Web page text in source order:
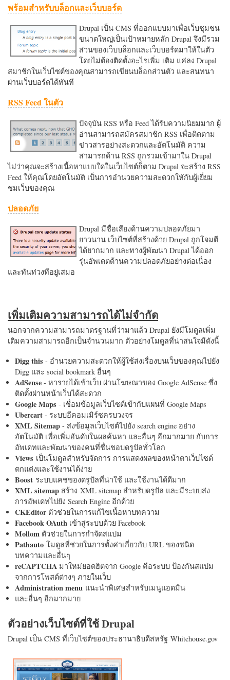
พร้อมสำหรับบล็อกและเว็บบอร์ด
Drupal เป็น CMS ที่ออกแบบมาเพื่อเว็บชุมชน
ขนาดใหญ่เป็นเป้าหมายหลัก Drupal จึงมีรวม
ส่วนของเว็บบล็อกและเว็บบอร์ดมาให้ในตัว
โดยไม่ต้องติดตั้งอะไรเพิ่ม เติม แค่ลง Drupal
สมาชิกในเว็บไซต์ของคุณสามารถเขียนบล็อกส่วนตัว และสนทนา
ผ่านเว็บบอร์ดได้ทันที
RSS Feed ในตัว
ปัจจุบัน RSS หรือ Feed ได้รับความนิยมมาก ผู้
อ่านสามารถสมัครสมาชิก RSS เพื่อติดตาม
ข่าวสารอย่างสะดวกและอัตโนมัติ ความ
สามารถด้าน RSS ถูกรวมเข้ามาใน Drupal
ไม่ว่าคุณจะสร้างเนื้อหาแบบใดในเว็บไซต์ก็ตาม Drupal จะสร้าง RSS
Feed ให้คุณโดยอัตโนมัติ เป็นการอำนวยความสะดวกใหักับผู้เยี่ยม
ชมเว็บของคุณ
ปลอดภัย
Drupal มีชื่อเสียงด้านความปลอดภัยมา
ยาวนาน เว็บไซต์ที่สร้างด้วย Drupal ถูกโจมตี
ได้ยากมาก และทางผู้พัฒนา Drupal ได้ออก
รุ่นอัพเดตด้านความปลอดภัยอย่างต่อเนื่อง
และทันท่วงทีอยู่เสมอ
เพิ่มเติมความสามารถได้ไม่จำกัด
นอกจากความสามารถมาตรฐานที่ว่ามาแล้ว Drupal ยังมีโมดูลเพิ่ม
เติมความสามารถอีกเป็นจำนวนมาก ตัวอย่างโมดูลที่น่าสนใจมีดังนี้
Digg this - อำนวยความสะดวกให้ผู้ใช้ส่งเรื่องบนเว็บของคุณไปยัง
Digg และ social bookmark อื่นๆ
AdSense - หารายได้เข้าเว็บ ผ่านโฆษณาของ Google AdSense ซึ่ง
ติดตั้งผ่านหน้าเว็บได้สะดวก
Google Maps - เชื่อมข้อมูลเว็บไซต์เข้ากับแผนที่ Google Maps
Ubercart - ระบบอีคอมเมิร์ซครบวงจร
XML Sitemap - ส่งข้อมูลเว็บไซต์ไปยัง search engine อย่าง
อัตโนมัติ เพื่อเพิ่มอันดับในผลค้นหา และอื่นๆ อีกมากมาย กับการ
อัพเดทและพัฒนาของคนที่ชื่นชอบดรูปัลทั่วโลก
Views เป็นโมดูลสำหรับจัดการ การแสดงผลของหน้าตาเว็บไซต์
ตกแต่งและใช้งานได้ง่าย
Boost ระบบแคชของดรูปัลที่น่าใช้ และใช้งานได้ดีมาก
XML sitemap สร้าง XML sitemap สำหรับดรูปัล และมีระบบส่ง
การอัพเดทไปยัง Search Engine อีกด้วย
CKEditorตัวช่วยในการแก้ไขเนื้อหาบทความ
Facebook OAuth เข้าสู่ระบบด้วย Facebook
Mollom ตัวช่วยในการกำจัดสแปม
Pathauto โมดูลที่ช่วยในการตั้งค่าเกี่ยวกับ URL ของชนิด
บทความและอื่นๆ
reCAPTCHA มาใหม่ยอดฮิตจาก Google คือระบบ ป้องกันสแปม
จากการโพสต์ต่างๆ ภายในเว็บ
Administration menu แนะนำพิเศษสำหรับเมนูแอดมิน
และอื่นๆ อีกมากมาย
ตัวอย่างเว็บไซต์ที่ใช้ Drupal
Drupal เป็น CMS ที่เว็บไซต์ของประธานาธิบดีสหรัฐ Whitehouse.gov